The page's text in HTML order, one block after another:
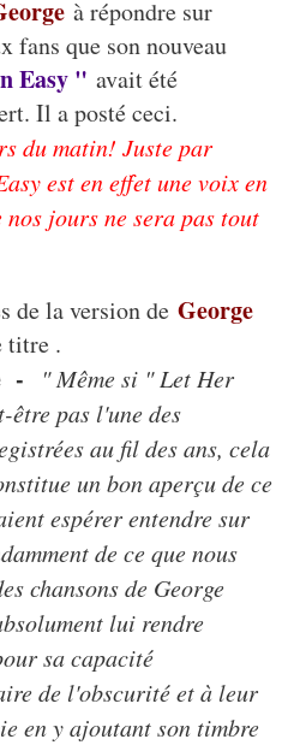
à répondre sur
fans que son nouveau
Easy " avait été
Il a posté ceci.
du matin! Juste par
est en effet une voix en
jours ne sera pas tout
de la version de George
titre .
-
" Même si " Let Her
être pas l'une des
au fil des ans, cela
un bon aperçu de ce
espérer entendre sur
de ce que nous
chansons de George
lui rendre
sa capacité
de l'obscurité et à leur
en y ajoutant son timbre